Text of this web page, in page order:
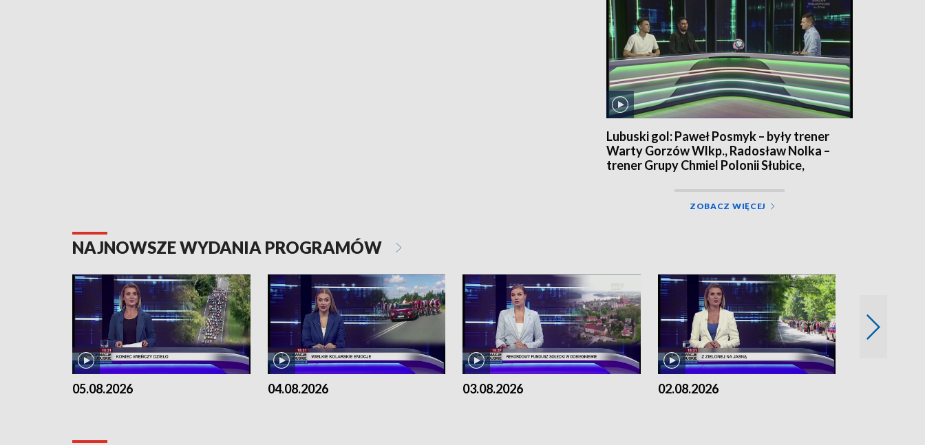
Lubuski gol: Paweł Posmyk – były trener
Warty Gorzów Wlkp., Radosław Nolka –
trener Grupy Chmiel Polonii Słubice,
ZOBACZ WIĘCEJ
NAJNOWSZE WYDANIA PROGRAMÓW
05.08.2026 04.08.2026 03.08.2026 02.08.2026